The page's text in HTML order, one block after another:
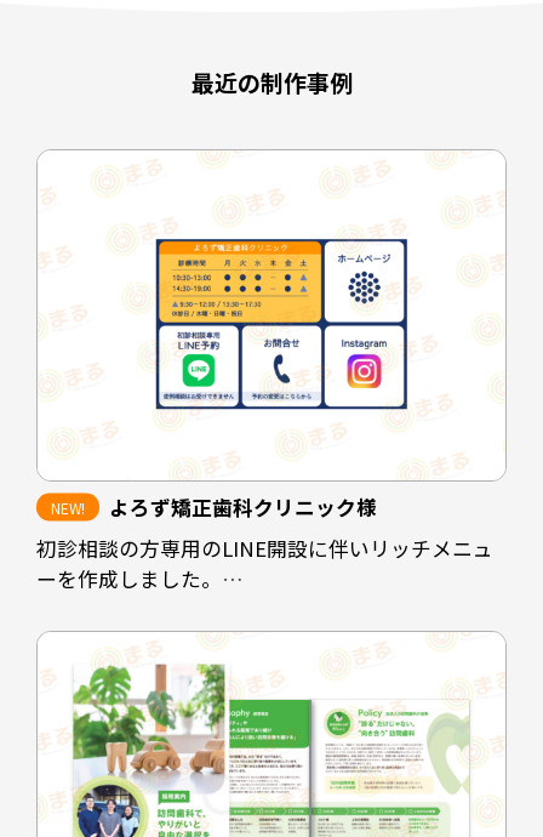
最近の制作事例
よろず矯正歯科クリニック様
初診相談の方専用のLINE開設に伴いリッチメニュ
ーを作成しました。
れた方や、電話予約に抵抗のある方に対して予約
を取りやすくすることが目的です。
診療時間を掲載することで患者様にも予約可能な
時間の選定をスムーズにし、ホームページや
instagramなど情報発信の場も見ていただけるよう
な配置にしています。
担当デザイナー 清長 ＞＞